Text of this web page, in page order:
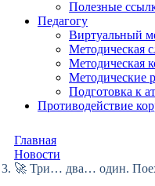
Полезные
Педагогу
Виртуальный
Методическая
Методическая
Методические
Подготовка к
Противодействие
Главная
Новости
🚀 Три… два… один.